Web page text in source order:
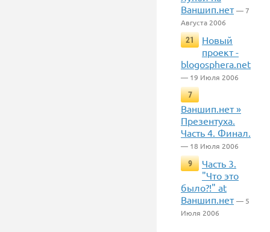
Ваншип.нет — 7
Августа 2006
21
Новый
проект -
blogosphera.net
— 19 Июля 2006
7
Ваншип.нет »
Презентуха.
Часть 4. Финал.
— 18 Июля 2006
9
Часть 3.
"Что это
было?!" at
Ваншип.нет — 5
Июля 2006